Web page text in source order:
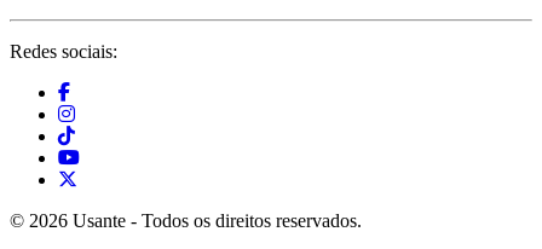
Redes sociais:
© 2026 Usante - Todos os direitos reservados.